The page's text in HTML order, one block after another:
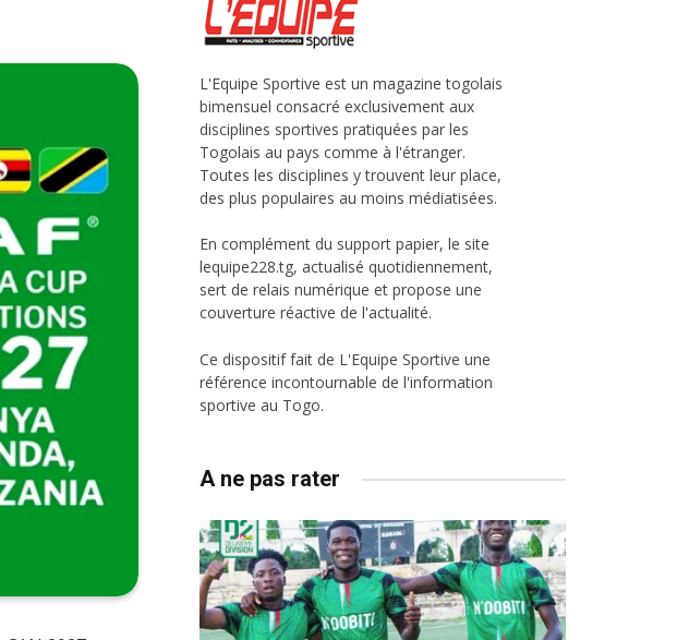
L'Equipe Sportive est un magazine togolais
bimensuel consacré exclusivement aux
disciplines sportives pratiquées par les
Togolais au pays comme à l'étranger.
Toutes les disciplines y trouvent leur place,
des plus populaires au moins médiatisées.
En complément du support papier, le site
lequipe228.tg, actualisé quotidiennement,
sert de relais numérique et propose une
couverture réactive de l'actualité.
Ce dispositif fait de L'Equipe Sportive une
référence incontournable de l'information
sportive au Togo.
A ne pas rater